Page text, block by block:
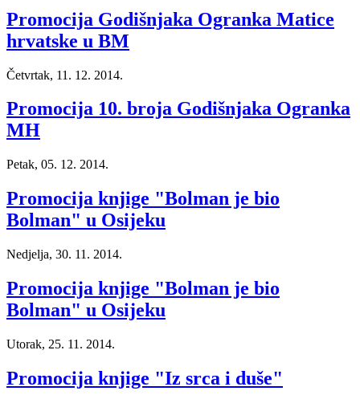
Promocija Godišnjaka Ogranka Matice
hrvatske u BM
Četvrtak, 11. 12. 2014.
Promocija 10. broja Godišnjaka Ogranka
MH
Petak, 05. 12. 2014.
Promocija knjige "Bolman je bio
Bolman" u Osijeku
Nedjelja, 30. 11. 2014.
Promocija knjige "Bolman je bio
Bolman" u Osijeku
Utorak, 25. 11. 2014.
Promocija knjige "Iz srca i duše"